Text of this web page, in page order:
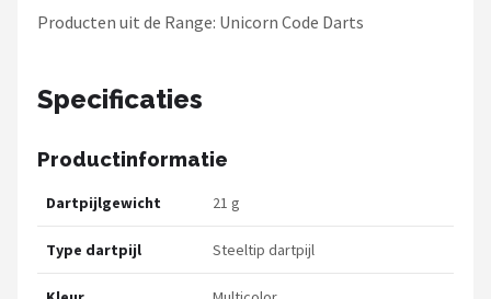
Producten uit de Range: Unicorn Code Darts
Specificaties
Productinformatie
Dartpijlgewicht 21 g
Type dartpijl Steeltip dartpijl